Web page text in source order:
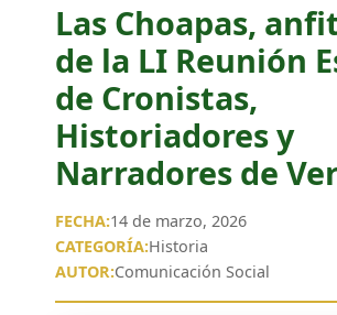
Las Choapas,
de la LI Reunión
de Cronistas,
Historiadores y
Narradores de
FECHA:14 de marzo, 2026
CATEGORÍA:Historia
AUTOR:Comunicación Social